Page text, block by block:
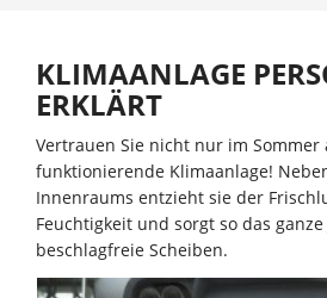
KLIMAANLAGE
ERKLÄRT
Vertrauen Sie nicht nur im Sommer
funktionierende Klimaanlage!
Innenraums entzieht sie der
Feuchtigkeit und sorgt so das
beschlagfreie Scheiben.